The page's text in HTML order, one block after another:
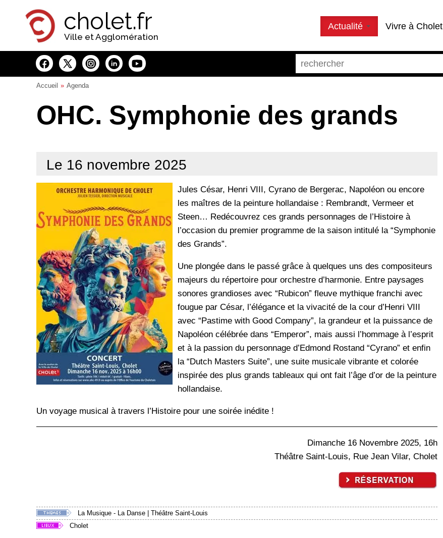
cholet.fr
Ville et Agglomération
Actualité Vivre à Cholet
Accueil Agenda
OHC. Symphonie des grands
Le 16 novembre 2025
Jules César, Henri VIII, Cyrano de Bergerac, Napoléon ou encore
les maîtres de la peinture hollandaise : Rembrandt, Vermeer et
Steen… Redécouvrez ces grands personnages de l’Histoire à
l’occasion du premier programme de la saison intitulé la “Symphonie
des Grands”.
Une plongée dans le passé grâce à quelques uns des compositeurs
majeurs du répertoire pour orchestre d’harmonie. Entre paysages
sonores grandioses avec “Rubicon” fleuve mythique franchi avec
fougue par César, l’élégance et la vivacité de la cour d’Henri VIII
avec “Pastime with Good Company”, la grandeur et la puissance de
Napoléon célébrée dans “Emperor”, mais aussi l’hommage à l’esprit
et à la passion du personnage d’Edmond Rostand “Cyrano” et enfin
la “Dutch Masters Suite”, une suite musicale vibrante et colorée
inspirée des plus grands tableaux qui ont fait l’âge d’or de la peinture
hollandaise.
Un voyage musical à travers l’Histoire pour une soirée inédite !
Dimanche 16 Novembre 2025, 16h
Théâtre Saint-Louis, Rue Jean Vilar, Cholet
La Musique - La Danse
Théâtre Saint-Louis
Cholet